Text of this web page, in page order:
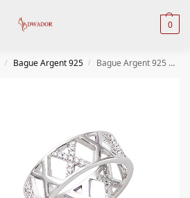
0
/ Bague Argent 925 / Bague Argent 925 Rhodié